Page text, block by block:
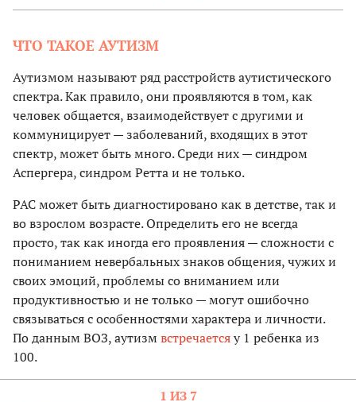
ЧТО ТАКОЕ АУТИЗМ
Аутизмом называют ряд расстройств аутистического
спектра. Как правило, они проявляются в том, как
человек общается, взаимодействует с другими и
коммуницирует — заболеваний, входящих в этот
спектр, может быть много. Среди них — синдром
Аспергера, синдром Ретта и не только.
РАС может быть диагностировано как в детстве, так и
во взрослом возрасте. Определить его не всегда
просто, так как иногда его проявления — сложности с
пониманием невербальных знаков общения, чужих и
своих эмоций, проблемы со вниманием или
продуктивностью и не только — могут ошибочно
связываться с особенностями характера и личности.
По данным ВОЗ, аутизмвстречаетсяу 1 ребенка из
100.
1 ИЗ 7